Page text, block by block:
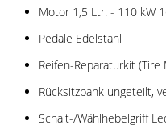
Motor 1,5 Ltr. - 110 kW
Pedale Edelstahl
Reifen-Reparaturkit (Tire
Rücksitzbank ungeteilt,
Schalt-/Wählhebelgriff